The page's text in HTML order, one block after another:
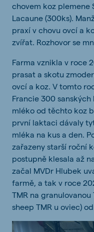
chovem koz plemene
Lacaune (300ks).
praxí v chovu ovcí a
zvířat. Rozhovor se
Farma vznikla v roce
prasat a skotu
ovcí a koz. V tomto
Francie 300
mléko od těchto koz
první laktaci dávaly
mléka na kus a den.
zařazeny starší roční
postupně klesala až
začal MVDr Hlubek
farmě, a tak v roce
TMR na
sheep TMR u oviec)